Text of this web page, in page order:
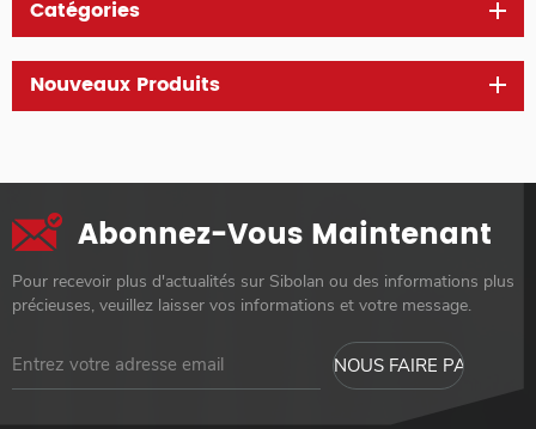
Catégories
Nouveaux Produits
Abonnez-Vous Maintenant
Pour recevoir plus d'actualités sur Sibolan ou des informations plus
précieuses, veuillez laisser vos informations et votre message.